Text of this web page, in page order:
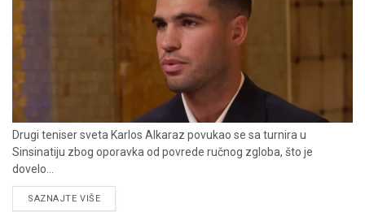
Drugi teniser sveta Karlos Alkaraz povukao se sa turnira u
Sinsinatiju zbog oporavka od povrede ručnog zgloba, što je
dovelo...
SAZNAJTE VIŠEDETAILS